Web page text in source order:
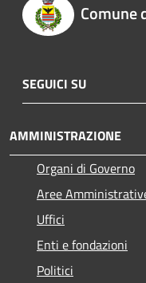
Comune
SEGUICI SU
AMMINISTRAZIONE
Organi di Governo
Aree
Uffici
Enti e fondazioni
Politici